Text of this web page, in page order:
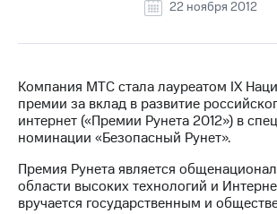
Руководство
Контакты
Медиа-центр
релизы
МТС
22 ноября 2012
Компания МТС стала лауреатом IX
премии за вклад в развитие
интернет («Премии Рунета 2012») в
номинации «Безопасный Рунет».
Премия Рунета является
области высоких технологий и
вручается государственным и